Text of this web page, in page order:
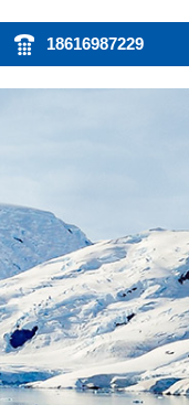
18616987229